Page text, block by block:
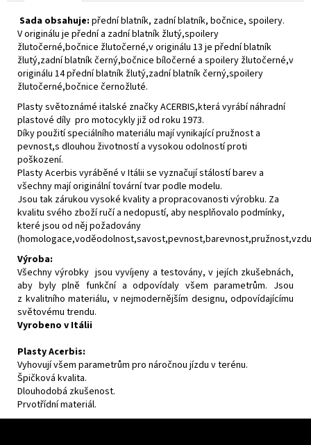
Sada obsahuje: přední blatník, zadní blatník, bočnice, spoilery.
V originálu je přední a zadní blatník žlutý,spoilery
žlutočerné,bočnice žlutočerné,v originálu 13 je přední blatník
žlutý,zadní blatník černý,bočnice bíločerné a spoilery žlutočerné,v
originálu 14 přední blatník žlutý,zadní blatník černý,spoilery
žlutočerné,bočnice černožluté.
Plasty světoznámé italské značky ACERBIS,která vyrábí náhradní
plastové díly pro motocykly již od roku 1973.
Díky použití speciálního materiálu mají vynikající pružnost a
pevnost,s dlouhou životností a vysokou odolností proti
poškození.
Plasty Acerbis vyráběné v Itálii se vyznačují stálostí barev a
všechny mají originální tovární tvar podle modelu.
Jsou tak zárukou vysoké kvality a propracovanosti výrobku. Za
kvalitu svého zboží ručí a nedopustí, aby nesplňovalo podmínky,
které jsou od něj požadovány
Výroba:
Všechny výrobky jsou vyvíjeny a testovány, v jejích zkušebnách,
aby byly plně funkční a odpovídaly všem parametrům. Jsou
z kvalitního materiálu, v nejmodernějším designu, odpovídajícímu
světovému trendu.
Vyrobeno v Itálii
Plasty Acerbis:
Vyhovují všem parametrům pro náročnou jízdu v terénu.
Špičková kvalita.
Dlouhodobá zkušenost.
Prvotřídní materiál.